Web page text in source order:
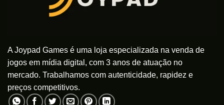
A Joypad Games é uma loja especializada na venda de
jogos em mídia digital, com 3 anos de atuação no
mercado. Trabalhamos com autenticidade, rapidez e
preços competitivos.